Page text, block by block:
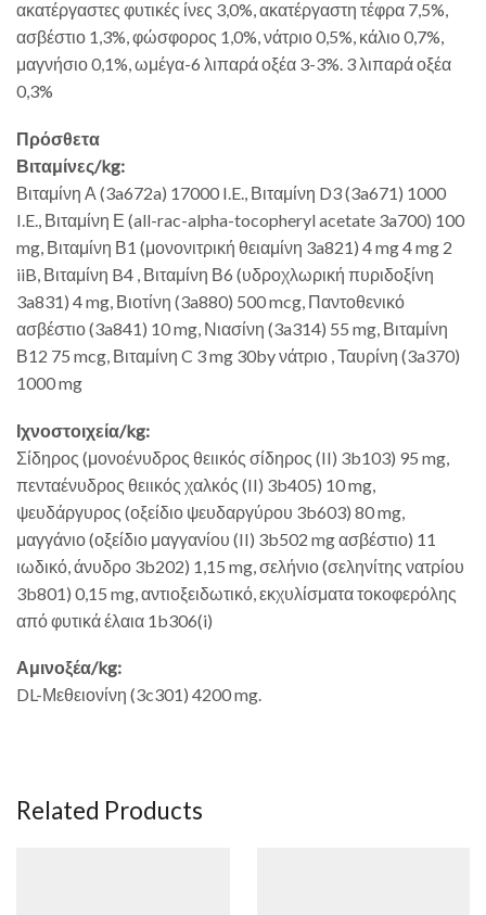
ακατέργαστες φυτικές ίνες 3,0%, ακατέργαστη τέφρα 7,5%,
ασβέστιο 1,3%, φώσφορος 1,0%, νάτριο 0,5%, κάλιο 0,7%,
μαγνήσιο 0,1%, ωμέγα-6 λιπαρά οξέα 3-3%. 3 λιπαρά οξέα
0,3%
Πρόσθετα
Βιταμίνες/kg:
Βιταμίνη Α (3a672a) 17000 I.E., Βιταμίνη D3 (3a671) 1000
I.E., Βιταμίνη Ε (all-rac-alpha-tocopheryl acetate 3a700) 100
mg, Βιταμίνη Β1 (μονονιτρική θειαμίνη 3a821) 4 mg 4 mg 2
iiB, Βιταμίνη B4 , Βιταμίνη Β6 (υδροχλωρική πυριδοξίνη
3a831) 4 mg, Βιοτίνη (3a880) 500 mcg, Παντοθενικό
ασβέστιο (3a841) 10 mg, Νιασίνη (3a314) 55 mg, Βιταμίνη
Β12 75 mcg, Βιταμίνη C 3 mg 30by νάτριο , Ταυρίνη (3a370)
1000 mg
Ιχνοστοιχεία/kg:
Σίδηρος (μονοένυδρος θειικός σίδηρος (II) 3b103) 95 mg,
πενταένυδρος θειικός χαλκός (II) 3b405) 10 mg,
ψευδάργυρος (οξείδιο ψευδαργύρου 3b603) 80 mg,
μαγγάνιο (οξείδιο μαγγανίου (II) 3b502 mg ασβέστιο) 11
ιωδικό, άνυδρο 3b202) 1,15 mg, σελήνιο (σεληνίτης νατρίου
3b801) 0,15 mg, αντιοξειδωτικό, εκχυλίσματα τοκοφερόλης
από φυτικά έλαια 1b306(i)
Αμινοξέα/kg:
DL-Μεθειονίνη (3c301) 4200 mg.
Related Products